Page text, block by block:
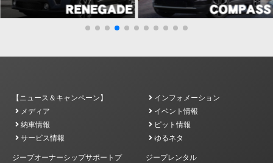
【ニュース＆キャンペーン】
インフォメーション
メディア
イベント情報
納車情報
ピット情報
サービス情報
ゆるネタ
ジープオーナーシップサポートプ
ジープレンタル